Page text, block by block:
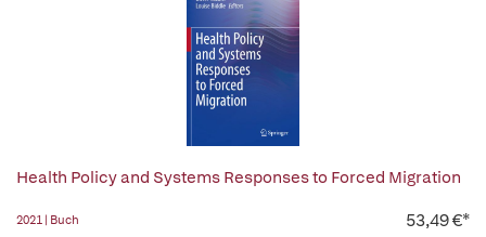
Health Policy and Systems Responses to Forced Migration
2021 | Buch 53,49 €*